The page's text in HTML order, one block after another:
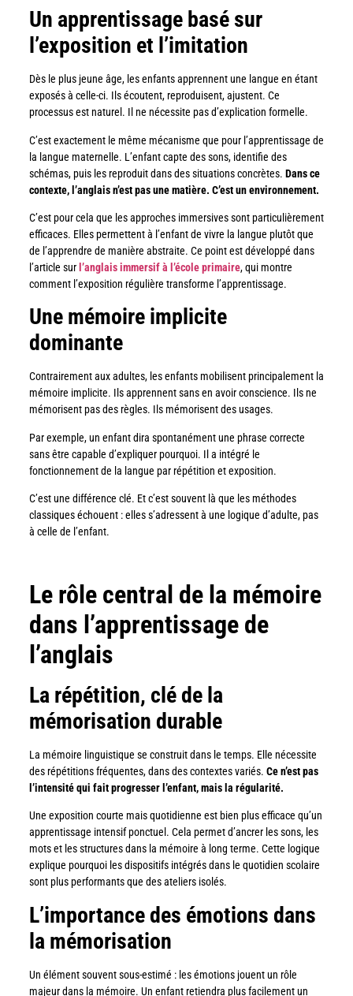
Un apprentissage basé sur
l’exposition et l’imitation
Dès le plus jeune âge, les enfants apprennent une langue en étant
exposés à celle-ci. Ils écoutent, reproduisent, ajustent. Ce
processus est naturel. Il ne nécessite pas d’explication formelle.
C’est exactement le même mécanisme que pour l’apprentissage de
la langue maternelle. L’enfant capte des sons, identifie des
schémas, puis les reproduit dans des situations concrètes. Dans ce
contexte, l’anglais n’est pas une matière. C’est un environnement.
C’est pour cela que les approches immersives sont particulièrement
efficaces. Elles permettent à l’enfant de vivre la langue plutôt que
de l’apprendre de manière abstraite. Ce point est développé dans
l’article sur l’anglais immersif à l’école primaire, qui montre
comment l’exposition régulière transforme l’apprentissage.
Une mémoire implicite
dominante
Contrairement aux adultes, les enfants mobilisent principalement la
mémoire implicite. Ils apprennent sans en avoir conscience. Ils ne
mémorisent pas des règles. Ils mémorisent des usages.
Par exemple, un enfant dira spontanément une phrase correcte
sans être capable d’expliquer pourquoi. Il a intégré le
fonctionnement de la langue par répétition et exposition.
C’est une différence clé. Et c’est souvent là que les méthodes
classiques échouent : elles s’adressent à une logique d’adulte, pas
à celle de l’enfant.
Le rôle central de la mémoire
dans l’apprentissage de
l’anglais
La répétition, clé de la
mémorisation durable
La mémoire linguistique se construit dans le temps. Elle nécessite
des répétitions fréquentes, dans des contextes variés. Ce n’est pas
l’intensité qui fait progresser l’enfant, mais la régularité.
Une exposition courte mais quotidienne est bien plus efficace qu’un
apprentissage intensif ponctuel. Cela permet d’ancrer les sons, les
mots et les structures dans la mémoire à long terme. Cette logique
explique pourquoi les dispositifs intégrés dans le quotidien scolaire
sont plus performants que des ateliers isolés.
L’importance des émotions dans
la mémorisation
Un élément souvent sous-estimé : les émotions jouent un rôle
majeur dans la mémoire. Un enfant retiendra plus facilement un